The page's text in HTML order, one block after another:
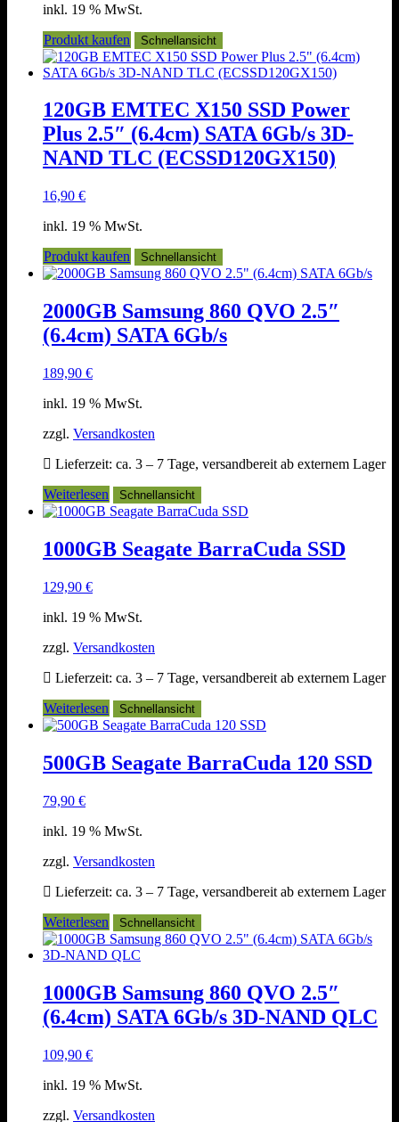
inkl. 19 % MwSt.
Produkt kaufen
Schnellansicht
120GB EMTEC X150 SSD Power
Plus 2.5″ (6.4cm) SATA 6Gb/s 3D-
NAND TLC (ECSSD120GX150)
16,90 €
inkl. 19 % MwSt.
Produkt kaufen
Schnellansicht
2000GB Samsung 860 QVO 2.5″
(6.4cm) SATA 6Gb/s
189,90 €
inkl. 19 % MwSt.
zzgl. Versandkosten
Lieferzeit: ca. 3 – 7 Tage, versandbereit ab externem Lager
Weiterlesen
Schnellansicht
1000GB Seagate BarraCuda SSD
129,90 €
inkl. 19 % MwSt.
zzgl. Versandkosten
Lieferzeit: ca. 3 – 7 Tage, versandbereit ab externem Lager
Weiterlesen
Schnellansicht
500GB Seagate BarraCuda 120 SSD
79,90 €
inkl. 19 % MwSt.
zzgl. Versandkosten
Lieferzeit: ca. 3 – 7 Tage, versandbereit ab externem Lager
Weiterlesen
Schnellansicht
1000GB Samsung 860 QVO 2.5″
(6.4cm) SATA 6Gb/s 3D-NAND QLC
109,90 €
inkl. 19 % MwSt.
zzgl. Versandkosten